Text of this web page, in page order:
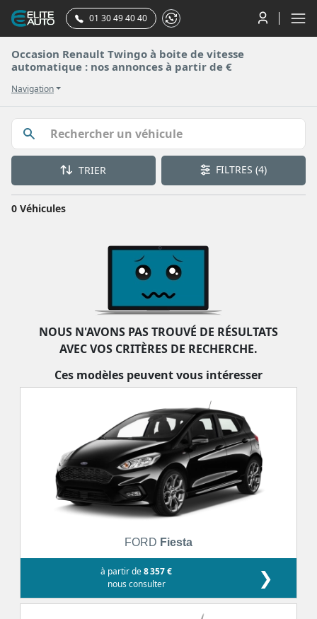
01 30 49 40 40
Occasion Renault Twingo à boite de vitesse
automatique : nos annonces à partir de €
Navigation
TRIER FILTRES(4)
0 Véhicules
NOUS N'AVONS PAS TROUVÉ DE RÉSULTATS
AVEC VOS CRITÈRES DE RECHERCHE.
Ces modèles peuvent vous intéresser
FORD Fiesta
à partir de8 357 €
nous consulter
❯